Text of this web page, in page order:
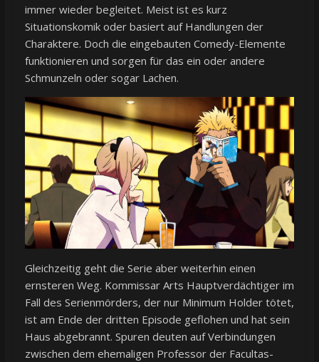
immer wieder begleitet. Meist ist es kurz
Situationskomik oder basiert auf Handlungen der
Charaktere. Doch die eingebauten Comedy-Elemente
funktionieren und sorgen für das ein oder andere
Schmunzeln oder sogar Lachen.
Gleichzeitig geht die Serie aber weiterhin einen
ernsteren Weg. Kommissar Arts Hauptverdächtiger im
Fall des Serienmörders, der nur Minimum Holder tötet,
ist am Ende der dritten Episode geflohen und hat sein
Haus abgebrannt. Spuren deuten auf Verbindungen
zwischen dem ehemaligen Professor der Facultas-